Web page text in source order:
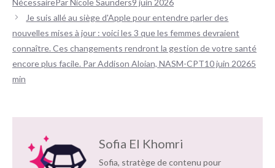
Je suis allé au siège d'Apple pour entendre parler des
nouvelles mises à jour : voici les 3 que les femmes devraient
connaître. Ces changements rendront la gestion de votre santé
encore plus facile. Par Addison Aloian, NASM-CPT10 juin 20265
min
Sofia El Khomri
Sofia, stratège de contenu pour